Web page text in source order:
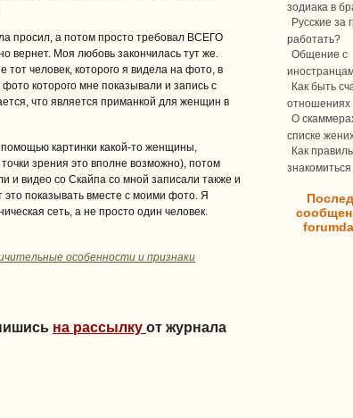
просил, а потом просто требовал ВСЕГО
вернет. Моя любовь закончилась тут же.
тот человек, которого я видела на фото, в
которого мне показывали и запись с
что является приманкой для женщин в
картинки какой-то женщины,
зрения это вполне возможно), потом
и видео со Скайпа со мной записали также и
показывать вместе с моими фото. Я
сеть, а не просто один человек.
особенности и признаки
на рассылку от журнала
зодиака в
Русские за
работать?
Общение с
Как быть
отношениях
О
списке
Как